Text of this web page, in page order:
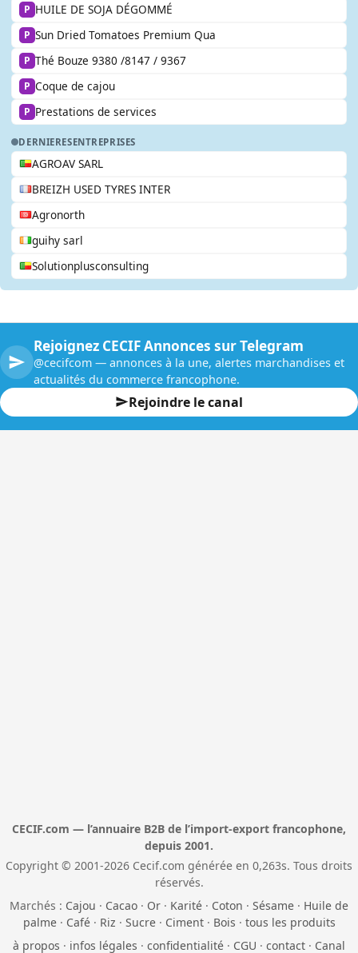
P HUILE DE SOJA DÉGOMMÉ
P Sun Dried Tomatoes Premium Qua
P Thé Bouze 9380 /8147 / 9367
P Coque de cajou
P Prestations de services
DERNIERESENTREPRISES
AGROAV SARL
BREIZH USED TYRES INTER
Agronorth
guihy sarl
Solutionplusconsulting
Rejoignez CECIF Annonces sur Telegram
@cecifcom — annonces à la une, alertes marchandises et
actualités du commerce francophone.
Rejoindre le canal
CECIF.com — l’annuaire B2B de l’import-export francophone,
depuis 2001.
Copyright © 2001-2026 Cecif.com générée en 0,263s. Tous droits
réservés.
Marchés : Cajou · Cacao · Or · Karité · Coton · Sésame · Huile de
palme· Café· Riz · Sucre· Ciment· Bois · tous les produits
à propos · infos légales · confidentialité · CGU · contact · Canal